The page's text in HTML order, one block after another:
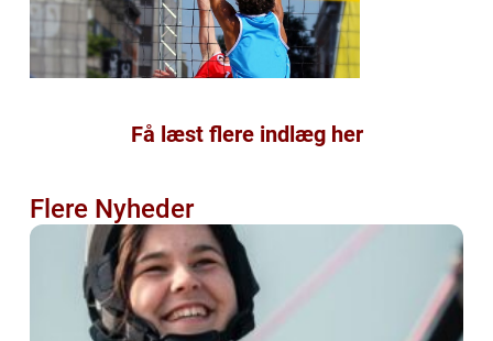
Få læst flere indlæg her
Flere Nyheder